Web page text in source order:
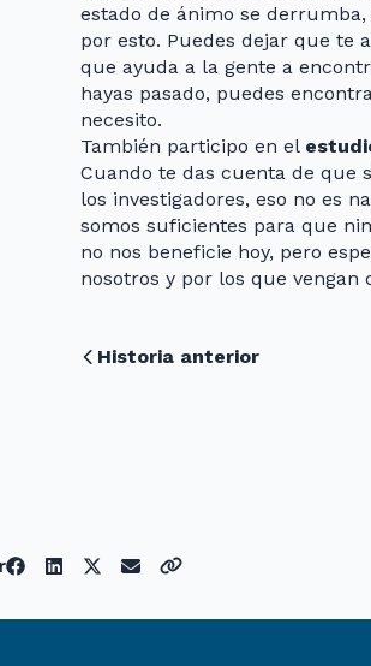
estado de ánimo se
por esto. Puedes dejar que te
que ayuda a la gente a
hayas pasado, puedes
necesito.
También participo en el
Cuando te das cuenta de que
los investigadores, eso no es
somos suficientes para que
no nos beneficie hoy, pero
nosotros y por los que vengan
Historia anterior